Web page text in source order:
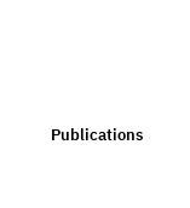
Publications